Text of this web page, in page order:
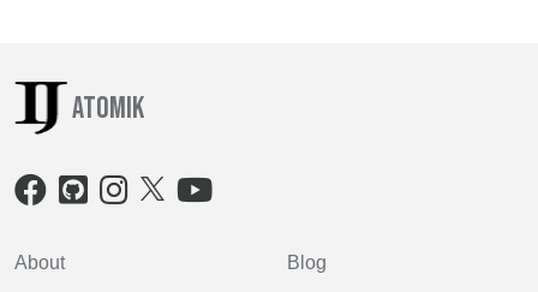
Atomik
About Blog